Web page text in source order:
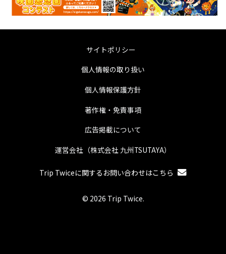
サイトポリシー
個人情報の取り扱い
個人情報保護方針
著作権・免責事項
広告掲載について
運営会社（株式会社 九州TSUTAYA）
Trip Twiceに関するお問い合わせはこちら
© 2026 Trip Twice.